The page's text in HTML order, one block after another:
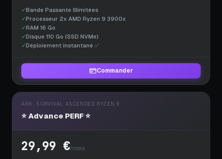
✓Bande Passante Illimitées
✓Processeur 2x AMD Ryzen 9 3900x
✓RAM 16 Go
✓Disque 110 Go (SSD NVMe)
✓Déploiement instantané ✅
Commander
ARK: SURVIVAL ASCENDED RYZEN 9
⭐ Advance PERF ⭐
29,99 €/mois